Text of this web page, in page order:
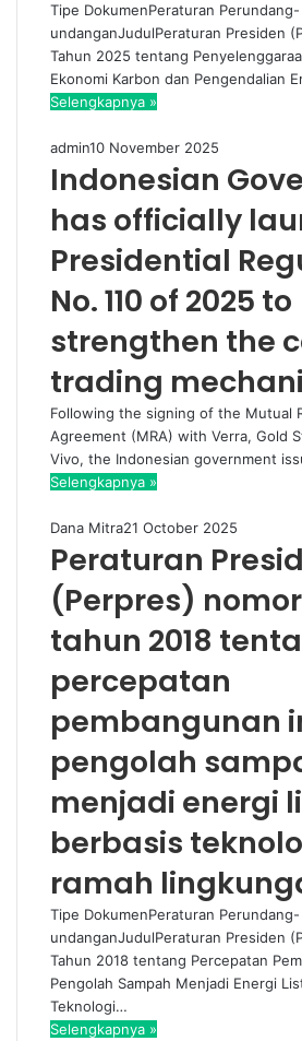
Tipe DokumenPeraturan Perundang-
undanganJudulPeraturan Presiden
Tahun 2025 tentang
Ekonomi Karbon dan Pengendalian
Selengkapnya »
admin10 November 2025
Indonesian
has officially
Presidential
No. 110 of 2025 to
strengthen the
trading
Following the signing of the Mutual
Agreement (MRA) with Verra, Gold
Vivo, the Indonesian government
Selengkapnya »
Dana Mitra21 October 2025
Peraturan
(Perpres)
tahun 2018
percepatan
pembangunan
pengolah
menjadi energi
berbasis
ramah
Tipe DokumenPeraturan Perundang-
undanganJudulPeraturan Presiden
Tahun 2018 tentang Percepatan
Pengolah Sampah Menjadi Energi
Teknologi…
Selengkapnya »